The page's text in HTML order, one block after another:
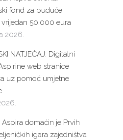
fond za buduće
vrijedan 50.000 eura
2026.
NATJEČAJ: Digitalni
web stranice
uz pomoć umjetne
Aspira domaćin je Prvih
igara zajedništva